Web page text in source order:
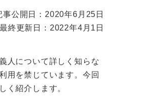
事公開日：2020年6月25日
最終更新日：2022年4月1日
人について詳しく知らな
用を禁じています。今回
く紹介します。